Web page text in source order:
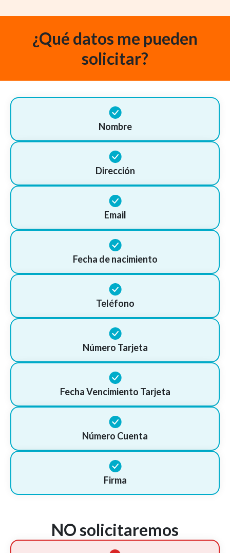
¿Qué datos me pueden
solicitar?
Nombre
Dirección
Email
Fecha de nacimiento
Teléfono
Número Tarjeta
Fecha Vencimiento Tarjeta
Número Cuenta
Firma
NO solicitaremos